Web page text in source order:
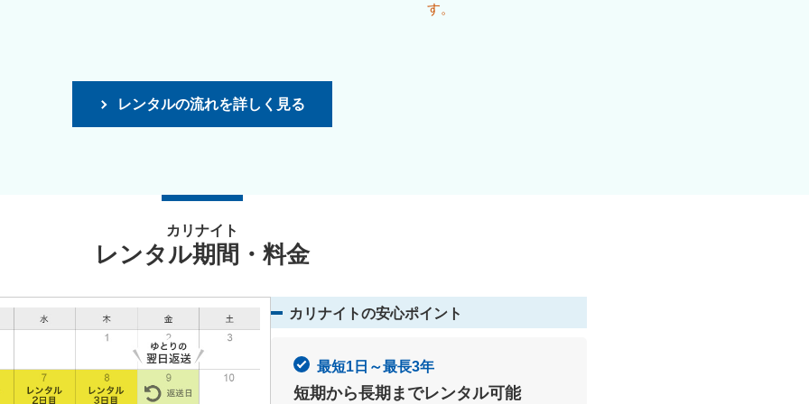
す。
レンタルの流れを詳しく見る
カリナイト
レンタル期間・料金
カリナイトの安心ポイント
最短1日～最長3年
短期から長期までレンタル可能